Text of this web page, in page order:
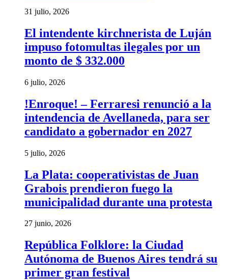
31 julio, 2026
El intendente kirchnerista de Luján
impuso fotomultas ilegales por un
monto de $ 332.000
6 julio, 2026
!Enroque! – Ferraresi renunció a la
intendencia de Avellaneda, para ser
candidato a gobernador en 2027
5 julio, 2026
La Plata: cooperativistas de Juan
Grabois prendieron fuego la
municipalidad durante una protesta
27 junio, 2026
República Folklore: la Ciudad
Autónoma de Buenos Aires tendrá su
primer gran festival